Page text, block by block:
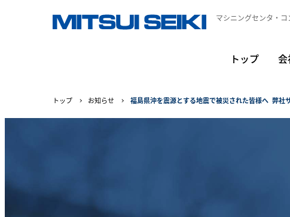
マシニングセンタ・
トップ 会
トップ お知らせ 福島県沖を震源とする地震で被災された皆様へ 弊社